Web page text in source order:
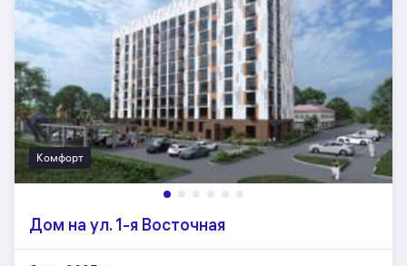
Комфорт
Дом на ул. 1-я Восточная